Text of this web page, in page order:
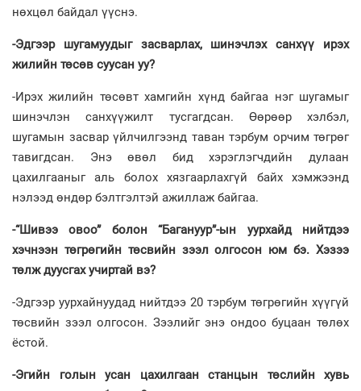
нөхцөл байдал үүснэ.
-Эдгээр шугамуудыг зас­вар­лах, шинэчлэх санхүү ирэх
жилийн төсөв суусан уу?
-Ирэх жилийн төсөвт хам­гийн хүнд байгаа нэг шугамыг
шинэчлэн санхүүжилт тус­гагд­сан. Өөрөөр хэлбэл,
шугамын засвар үйлчилгээнд таван тэр­бум орчим төгрөг
тавигд­сан. Энэ өвөл бид хэрэглэгчдийн дулаан
цахилгааныг аль болох хязгаарлахгүй байх хэмжээнд
нэлээд өндөр бэлтгэлтэй ажиллаж байгаа.
-“Шивээ овоо” болон “Бага­нуур”-ын уурхайд нийт­дээ
хэчнээн төгрөгийн төс­вийн зээл олгосон юм бэ. Хэ­зээ
төлж дуусгах учиртай вэ?
-Эдгээр уурхайнуудад нийтдээ 20 тэрбум төгрөгийн хүүгүй
төсвийн зээл олгосон. Зээлийг энэ ондоо буцаан төлөх
ёстой.
-Эгийн голын усан цахилгаан станцын төслийн хувь